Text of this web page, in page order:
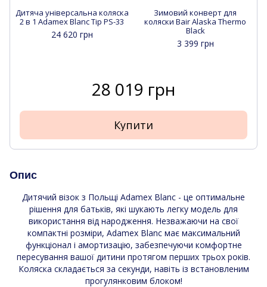
Дитяча універсальна коляска
2 в 1 Adamex Blanc Tip PS-33
24 620 грн
Зимовий конверт для
коляски Bair Alaska Thermo
Black
3 399 грн
28 019 грн
Купити
Опис
Дитячий візок з Польщі Adamex Blanc - це оптимальне
рішення для батьків, які шукають легку модель для
використання від народження. Незважаючи на свої
компактні розміри, Adamex Blanc має максимальний
функціонал і амортизацію, забезпечуючи комфортне
пересування вашої дитини протягом перших трьох років.
Коляска складається за секунди, навіть із встановленим
прогулянковим блоком!